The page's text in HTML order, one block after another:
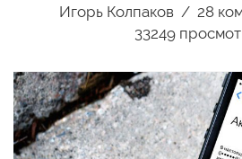
Игорь Колпаков 28
33249